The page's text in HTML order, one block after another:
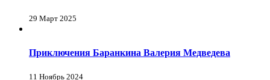
29 Март 2025
Приключения Баранкина Валерия Медведева
11 Ноябрь 2024